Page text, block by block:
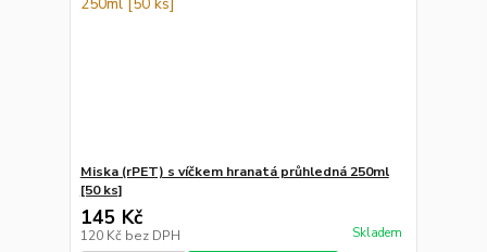
Miska (rPET) s víčkem hranatá průhledná 250ml
[50 ks]
145 Kč
120 Kč bez DPH Skladem